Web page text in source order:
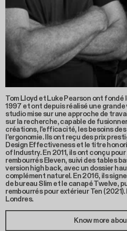
Tom Lloyd et Luke Pearson ont
1997 et ont depuis réalisé une
studio mise sur une approche de
sur la recherche, capable de
créations, l'efficacité, les besoins
l'ergonomie. Ils ont reçu des prix
Design Effectiveness et le titre
of Industry. En 2011, ils ont conçu
rembourrés Eleven, suivi des tables
version high back, avec un dossier
complément naturel. En 2016, ils
de bureau Slim et le canapé Twelve,
rembourrés pour extérieur Ten
Londres.
Know more